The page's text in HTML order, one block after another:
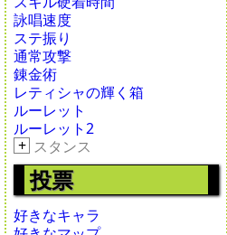
詠唱速度
ステ振り
通常攻撃
錬金術
レティシャの輝く箱
ルーレット
ルーレット2
+ スタンス
投票
好きなキャラ